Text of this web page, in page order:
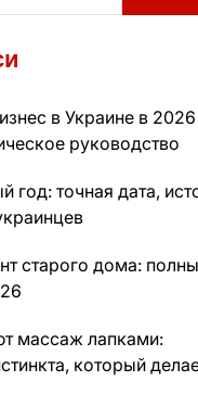
в Украине в 2026
руководство
год: точная дата,
старого дома:
массаж лапками:
который